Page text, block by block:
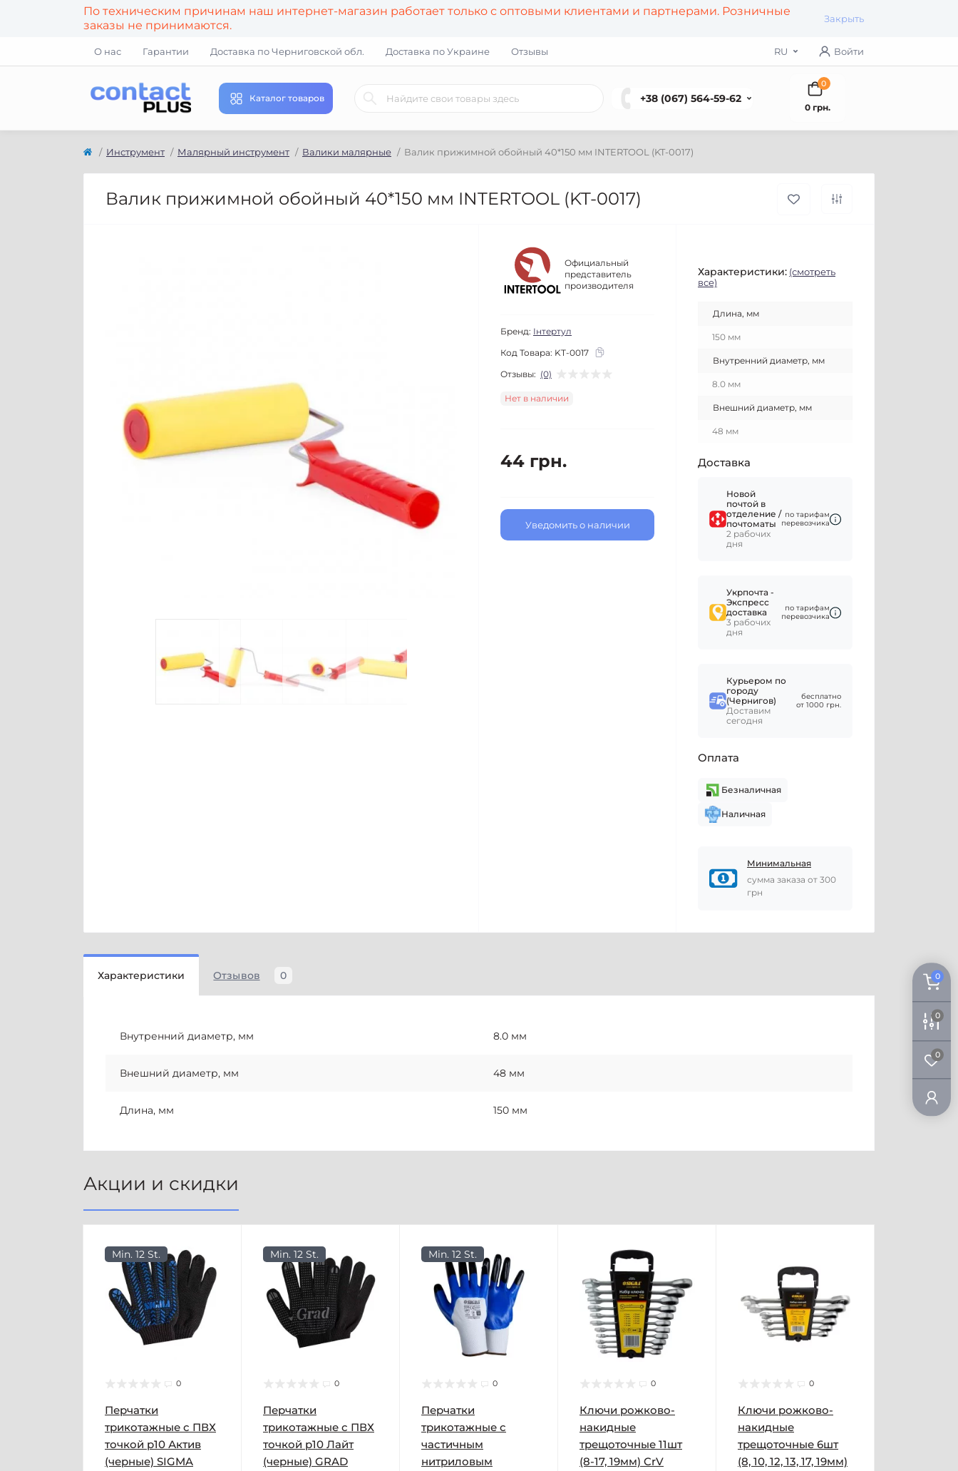
0
0
0
По техническим причинам наш интернет-магазин работает только с оптовыми клиентами и партнерами. Розничные
заказы не принимаются.
Закрыть
О нас Гарантии Доставка по Черниговской обл. Доставка по Украине Отзывы RU Войти
Каталог товаров +38 (067) 564-59-62
0
0 грн.
Инструмент Малярный инструмент Валики малярные Валик прижимной обойный 40*150 мм INTERTOOL (KT-0017)
Валик прижимной обойный 40*150 мм INTERTOOL (KT-0017)
Официальный
представитель
производителя
Бренд: Інтертул
Код Товара: KT-0017
Отзывы: (0)
Нет в наличии
44 грн.
Уведомить о наличии
Характеристики: (смотреть
все)
Длина, мм
150 мм
Внутренний диаметр, мм
8.0 мм
Внешний диаметр, мм
48 мм
Доставка
Новой
почтой в
отделение /
почтоматы
2 рабочих
дня
по тарифам
перевозчика
Укрпочта -
Экспресс
доставка
3 рабочих
дня
по тарифам
перевозчика
Курьером по
городу
(Чернигов)
Доставим
сегодня
бесплатно
от 1000 грн.
Оплата
Безналичная
Наличная
Минимальная
сумма заказа от 300
грн
Характеристики Отзывов 0
Внутренний диаметр, мм 8.0 мм
Внешний диаметр, мм 48 мм
Длина, мм 150 мм
Акции и скидки
Min. 12 St.
0
Перчатки
трикотажные с ПВХ
точкой р10 Актив
(черные) SIGMA
Min. 12 St.
0
Перчатки
трикотажные с ПВХ
точкой р10 Лайт
(черные) GRAD
Min. 12 St.
0
Перчатки
трикотажные с
частичным
нитриловым
0
Ключи рожково-
накидные
трещоточные 11шт
(8-17, 19мм) CrV
0
Ключи рожково-
накидные
трещоточные 6шт
(8, 10, 12, 13, 17, 19мм)